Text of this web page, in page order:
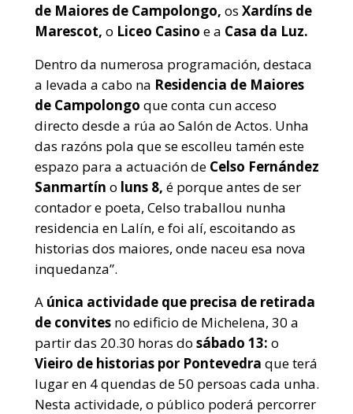
de Maiores de Campolongo, os Xardíns de
Marescot, o Liceo Casino e a Casa da Luz.
Dentro da numerosa programación, destaca
a levada a cabo na Residencia de Maiores
de Campolongo que conta cun acceso
directo desde a rúa ao Salón de Actos. Unha
das razóns pola que se escolleu tamén este
espazo para a actuación de Celso Fernández
Sanmartín o luns 8, é porque antes de ser
contador e poeta, Celso traballou nunha
residencia en Lalín, e foi alí, escoitando as
historias dos maiores, onde naceu esa nova
inquedanza”.
A única actividade que precisa de retirada
de convites no edificio de Michelena, 30 a
partir das 20.30 horas do sábado 13: o
Vieiro de historias por Pontevedra que terá
lugar en 4 quendas de 50 persoas cada unha.
Nesta actividade, o público poderá percorrer